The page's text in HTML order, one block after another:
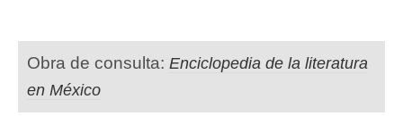
Obra de consulta: Enciclopedia de la literatura
en México